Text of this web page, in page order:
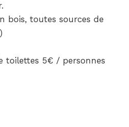
bois, toutes sources de
toilettes 5€ / personnes